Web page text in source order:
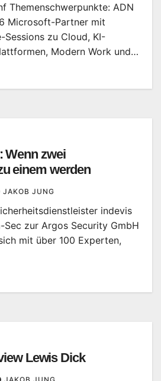
Themenschwerpunkte: ADN
Microsoft-Partner mit
Sessions zu Cloud, KI-
Modern Work und…
Wenn zwei
einem werden
JAKOB JUNG
indevis
zur Argos Security GmbH
mit über 100 Experten,
Lewis Dick